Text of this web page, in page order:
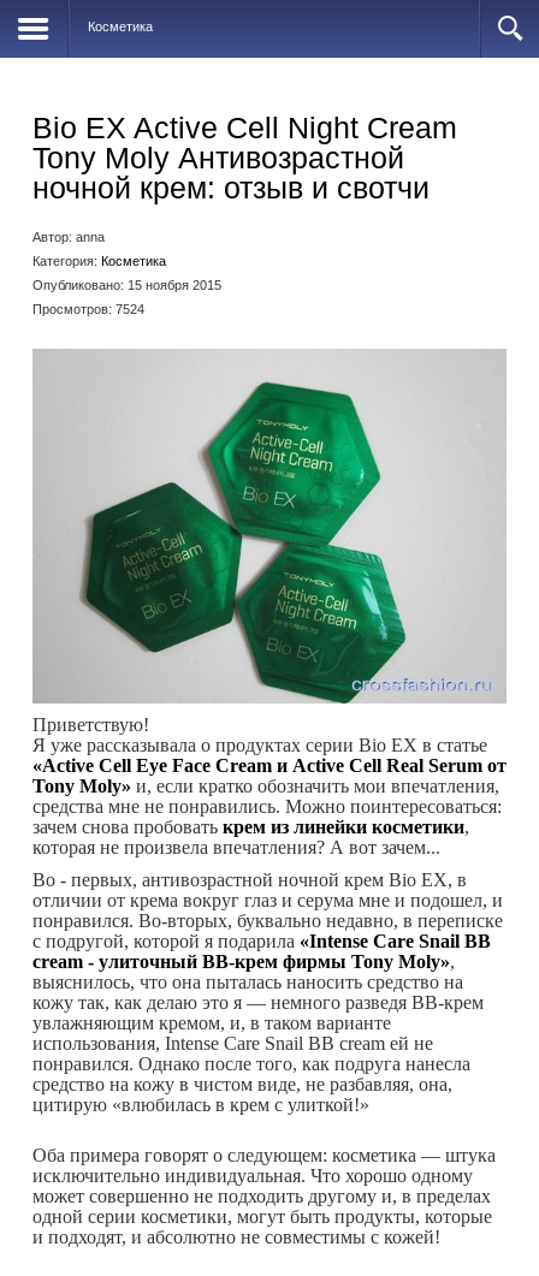
Косметика
Bio EX Active Cell Night Cream
Tony Moly Антивозрастной
ночной крем: отзыв и свотчи
Автор: anna
Категория: Косметика
Опубликовано: 15 ноября 2015
Просмотров: 7524
Приветствую!
Я уже рассказывала о продуктах серии Bio EX в статье
«Active Cell Eye Face Cream и Active Cell Real Serum от
Tony Moly» и, если кратко обозначить мои впечатления,
средства мне не понравились. Можно поинтересоваться:
зачем снова пробовать крем из линейки косметики,
которая не произвела впечатления? А вот зачем...
Во - первых, антивозрастной ночной крем Bio EX, в
отличии от крема вокруг глаз и серума мне и подошел, и
понравился. Во-вторых, буквально недавно, в переписке
с подругой, которой я подарила «Intense Care Snail BB
cream - улиточный ВВ-крем фирмы Tony Moly»,
выяснилось, что она пыталась наносить средство на
кожу так, как делаю это я — немного разведя ВВ-крем
увлажняющим кремом, и, в таком варианте
использования, Intense Care Snail BB cream ей не
понравился. Однако после того, как подруга нанесла
средство на кожу в чистом виде, не разбавляя, она,
цитирую «влюбилась в крем с улиткой!»
Оба примера говорят о следующем: косметика — штука
исключительно индивидуальная. Что хорошо одному
может совершенно не подходить другому и, в пределах
одной серии косметики, могут быть продукты, которые
и подходят, и абсолютно не совместимы с кожей!